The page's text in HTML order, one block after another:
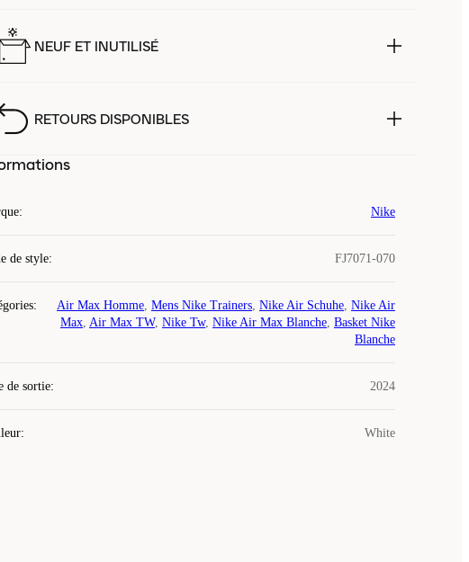
NEUF ET INUTILISÉ
RETOURS DISPONIBLES
: Nike
de style: FJ7071-070
: Air Max Homme, Mens Nike Trainers, Nike Air Schuhe, Nike Air
Max, Air Max TW, Nike Tw, Nike Air Max Blanche, Basket Nike
Blanche
de sortie: 2024
: White